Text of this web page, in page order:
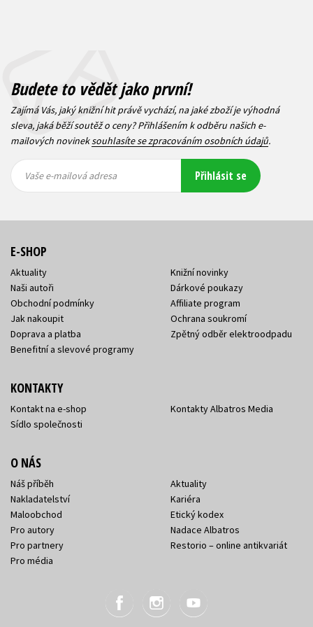
Budete to vědět jako první!
Zajímá Vás, jaký knižní hit právě vychází, na jaké zboží je výhodná
sleva, jaká běží soutěž o ceny? Přihlášením k odběru našich e-
mailových novineksouhlasíte se zpracováním osobních údajů.
mailová
mailová
Vaše e-mailová adresa Přihlásit se
E-SHOP
Aktuality
Naši autoři
Obchodní podmínky
Jak nakoupit
Doprava a platba
Benefitní a slevové programy
Knižní novinky
Dárkové poukazy
Affiliate program
Ochrana soukromí
Zpětný odběr elektroodpadu
KONTAKTY
Kontakt na e-shop
Sídlo společnosti
Kontakty Albatros Media
O NÁS
Náš příběh
Nakladatelství
Maloobchod
Pro autory
Pro partnery
Pro média
Aktuality
Kariéra
Etický kodex
Nadace Albatros
Restorio – online antikvariát